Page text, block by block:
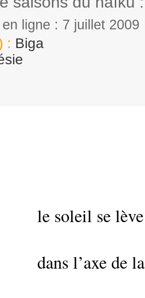
ligne : 7 juillet 2009
: Biga
le soleil se lève
dans l’axe de